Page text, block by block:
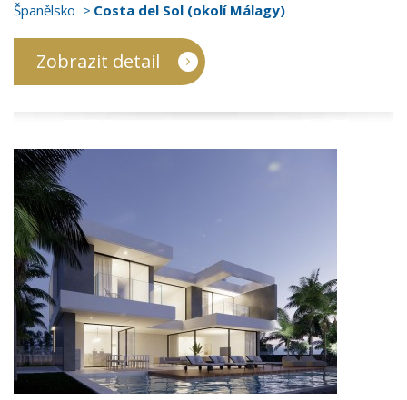
Španělsko Costa del Sol (okolí Málagy)
Zobrazit detail